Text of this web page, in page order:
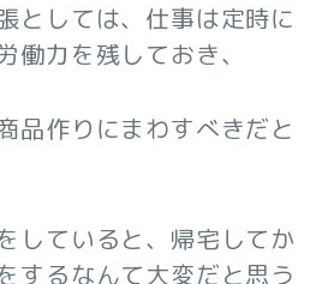
としては、仕事は定時に
働力を残しておき、
品作りにまわすべきだと
していると、帰宅してか
するなんて大変だと思う